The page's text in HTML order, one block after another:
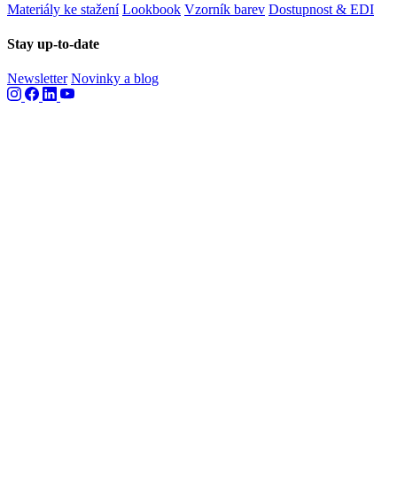
Materiály ke stažení Lookbook Vzorník barev Dostupnost & EDI
Stay up-to-date
Newsletter Novinky a blog